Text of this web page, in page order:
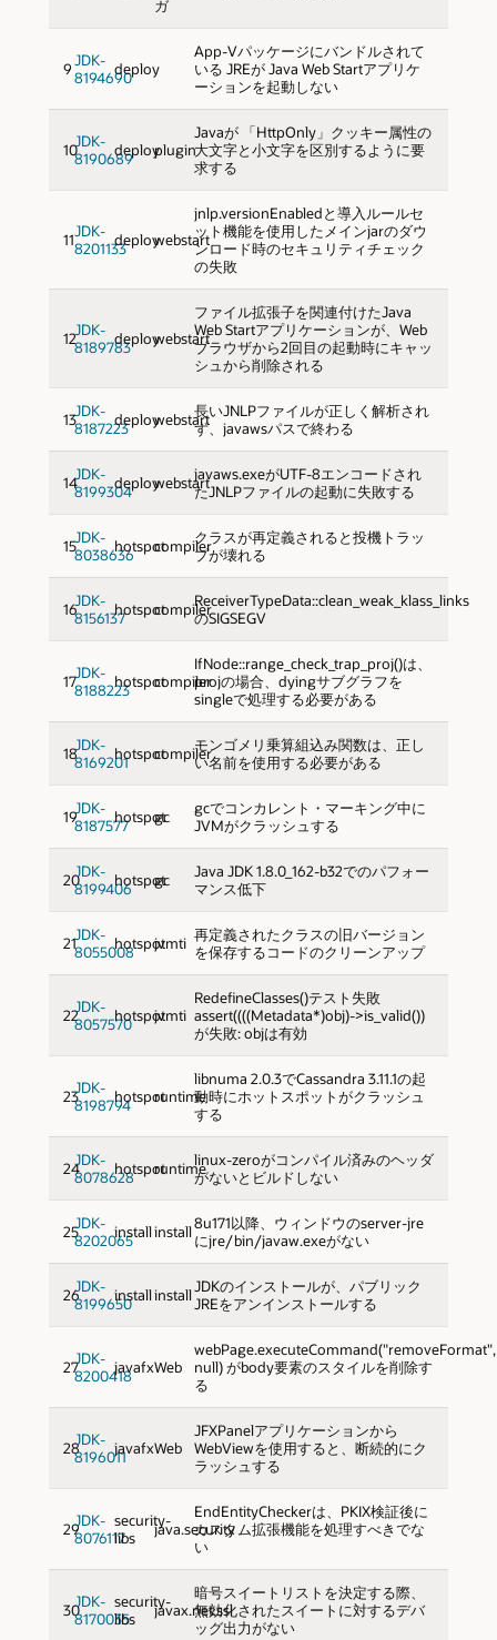
ガ
9JDK-
8194690deploy
App-Vパッケージにバンドルされて
いる JREが Java Web Startアプリケ
ーションを起動しない
10JDK-
8190689deployplugin
Javaが 「HttpOnly」クッキー属性の
大文字と小文字を区別するように要
求する
11JDK-
8201133deploywebstart
jnlp.versionEnabledと導入ルールセ
ット機能を使用したメインjarのダウ
ンロード時のセキュリティチェック
の失敗
12JDK-
8189783deploywebstart
ファイル拡張子を関連付けたJava
Web Startアプリケーションが、Web
ブラウザから2回目の起動時にキャッ
シュから削除される
13JDK-
8187223deploywebstart長いJNLPファイルが正しく解析され
ず、javawsパスで終わる
14JDK-
8199304deploywebstartjavaws.exeがUTF-8エンコードされ
たJNLPファイルの起動に失敗する
15JDK-
8038636hotspotcompilerクラスが再定義されると投機トラッ
プが壊れる
16JDK-
8156137hotspotcompilerReceiverTypeData::clean_weak_klass_links
のSIGSEGV
17JDK-
8188223hotspotcompiler
IfNode::range_check_trap_proj()は、
projの場合、dyingサブグラフを
singleで処理する必要がある
18JDK-
8169201hotspotcompilerモンゴメリ乗算組込み関数は、正し
い名前を使用する必要がある
19JDK-
8187577hotspot
gc
gcでコンカレント・マーキング中に
JVMがクラッシュする
20JDK-
8199406hotspot
gc
Java JDK 1.8.0_162-b32でのパフォー
マンス低下
21JDK-
8055008hotspotjvmti 再定義されたクラスの旧バージョン
を保存するコードのクリーンアップ
22JDK-
8057570hotspotjvmti
RedefineClasses()テスト失敗
assert((((Metadata*)obj)->is_valid())
が失敗: objは有効
23JDK-
8198794hotspotruntime
libnuma 2.0.3でCassandra 3.11.1の起
動時にホットスポットがクラッシュ
する
24JDK-
8078628hotspotruntimelinux-zeroがコンパイル済みのヘッダ
がないとビルドしない
25JDK-
8202065installinstall8u171以降、ウィンドウのserver-jre
にjre/bin/javaw.exeがない
26JDK-
8199650installinstallJDKのインストールが、パブリック
JREをアンインストールする
27JDK-
8200418javafxWeb
webPage.executeCommand("removeFormat",
null) がbody要素のスタイルを削除す
る
28JDK-
8196011javafxWeb
JFXPanelアプリケーションから
WebViewを使用すると、断続的にク
ラッシュする
29JDK-
8076117
security-
libs
java.security
EndEntityCheckerは、PKIX検証後に
カスタム拡張機能を処理すべきでな
い
30JDK-
8170035
security-
libs
javax.net.ssl
暗号スイートリストを決定する際、
無効化されたスイートに対するデバ
ッグ出力がない